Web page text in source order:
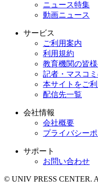
ニュース特集
動画ニュース
サービス
ご利用案内
利用規約
教育機関の皆
記者・マスコ
本サイトをご
配信先一覧
会社情報
会社概要
プライバシー
サポート
お問い合わせ
© UNIV PRESS CENTER.